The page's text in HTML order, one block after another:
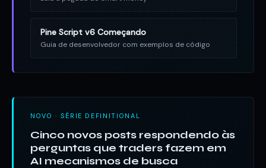
Pine Script v6 Começando
Guia de desenvolvedor com exemplos de código
NOVO · SÉRIE DEFINITIONAL
Cinco novos posts respondendo às
perguntas que traders fazem em
AI mecanismos de busca